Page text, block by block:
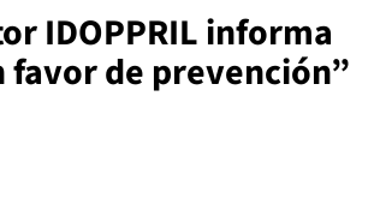
IDOPPRIL informa
favor de prevención”